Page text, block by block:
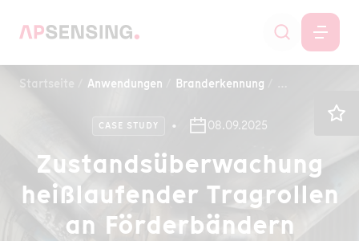
Startseite Anwendungen Branderkennung
CASE STUDY 08.09.2025
Zustandsüberwachung
heißlaufender Tragrollen
an Förderbändern